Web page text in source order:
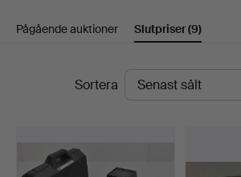
Elektronik
Connoisseur
Bokauktioner
Pågående auktioner Slutpriser(9)
SlutpriserSortera